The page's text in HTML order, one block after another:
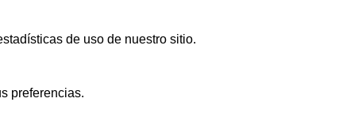
de uso de nuestro sitio.
preferencias.